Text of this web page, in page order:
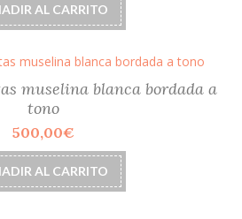
AL CARRITO
muselina blanca bordada a
tono
500,00€
AL CARRITO